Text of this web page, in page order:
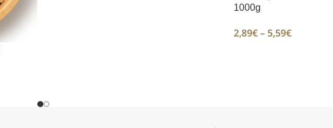
1000g
2,89€ – 5,59€